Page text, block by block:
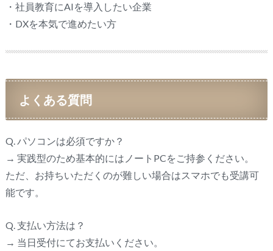
・社員教育にAIを導入したい企業
・DXを本気で進めたい方
よくある質問
Q. パソコンは必須ですか？
→ 実践型のため基本的にはノートPCをご持参ください。
ただ、お持ちいただくのが難しい場合はスマホでも受講可
能です。
Q. 支払い方法は？
→ 当日受付にてお支払いください。